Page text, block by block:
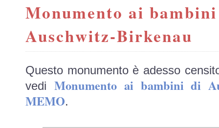
Monumento ai
Auschwitz-Birkenau
Questo monumento è adesso
vedi Monumento ai bambini di
MEMO.